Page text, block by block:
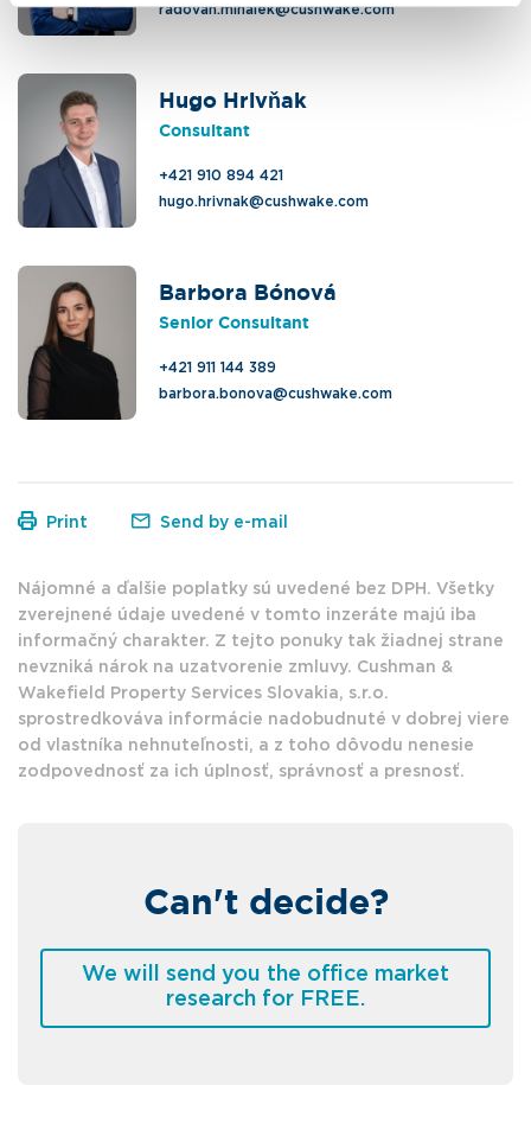
radovan.mihalek@cushwake.com
Hugo Hrivňak
Consultant
+421 910 894 421
hugo.hrivnak@cushwake.com
Barbora Bónová
Senior Consultant
+421 911 144 389
barbora.bonova@cushwake.com
Print Send by e-mail
Nájomné a ďalšie poplatky sú uvedené bez DPH. Všetky
zverejnené údaje uvedené v tomto inzeráte majú iba
informačný charakter. Z tejto ponuky tak žiadnej strane
nevzniká nárok na uzatvorenie zmluvy. Cushman &
Wakefield Property Services Slovakia, s.r.o.
sprostredkováva informácie nadobudnuté v dobrej viere
od vlastníka nehnuteľnosti, a z toho dôvodu nenesie
zodpovednosť za ich úplnosť, správnosť a presnosť.
Can't decide?
We will send you the office market
research for FREE.